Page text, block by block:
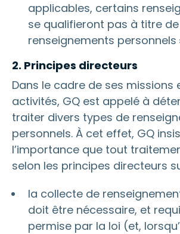
applicables, certains
se qualifieront pas à titre de
renseignements personnels
2. Principes directeurs
Dans le cadre de ses missions
activités, GQ est appelé à
traiter divers types de
personnels. À cet effet, GQ
l’importance que tout
selon les principes directeurs
la collecte de
doit être nécessaire, et
permise par la loi (et,